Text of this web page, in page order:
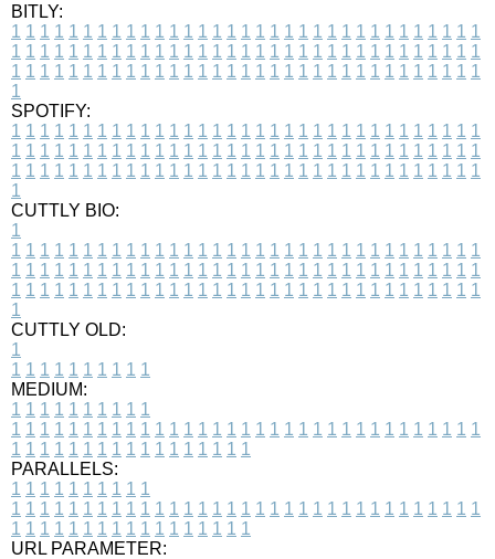
BITLY:
1 1 1 1 1 1 1 1 1 1 1 1 1 1 1 1 1 1 1 1 1 1 1 1 1 1 1 1 1 1 1 1 1
1 1 1 1 1 1 1 1 1 1 1 1 1 1 1 1 1 1 1 1 1 1 1 1 1 1 1 1 1 1 1 1 1
1 1 1 1 1 1 1 1 1 1 1 1 1 1 1 1 1 1 1 1 1 1 1 1 1 1 1 1 1 1 1 1 1
1
SPOTIFY:
1 1 1 1 1 1 1 1 1 1 1 1 1 1 1 1 1 1 1 1 1 1 1 1 1 1 1 1 1 1 1 1 1
1 1 1 1 1 1 1 1 1 1 1 1 1 1 1 1 1 1 1 1 1 1 1 1 1 1 1 1 1 1 1 1 1
1 1 1 1 1 1 1 1 1 1 1 1 1 1 1 1 1 1 1 1 1 1 1 1 1 1 1 1 1 1 1 1 1
1
CUTTLY BIO:
1
1 1 1 1 1 1 1 1 1 1 1 1 1 1 1 1 1 1 1 1 1 1 1 1 1 1 1 1 1 1 1 1 1
1 1 1 1 1 1 1 1 1 1 1 1 1 1 1 1 1 1 1 1 1 1 1 1 1 1 1 1 1 1 1 1 1
1 1 1 1 1 1 1 1 1 1 1 1 1 1 1 1 1 1 1 1 1 1 1 1 1 1 1 1 1 1 1 1 1
1
CUTTLY OLD:
1
1 1 1 1 1 1 1 1 1 1
MEDIUM:
1 1 1 1 1 1 1 1 1 1
1 1 1 1 1 1 1 1 1 1 1 1 1 1 1 1 1 1 1 1 1 1 1 1 1 1 1 1 1 1 1 1 1
1 1 1 1 1 1 1 1 1 1 1 1 1 1 1 1 1
PARALLELS:
1 1 1 1 1 1 1 1 1 1
1 1 1 1 1 1 1 1 1 1 1 1 1 1 1 1 1 1 1 1 1 1 1 1 1 1 1 1 1 1 1 1 1
1 1 1 1 1 1 1 1 1 1 1 1 1 1 1 1 1
URL PARAMETER: